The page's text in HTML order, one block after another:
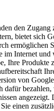
den Zugang
bietet sich
ermöglichen
im Internet und
Ihre Produkte
von
dafür
einen